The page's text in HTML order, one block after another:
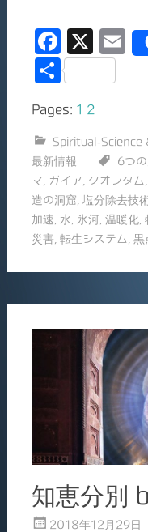
F
a
e
b
o
o
k
X
E
共
Pages: 1 2
Spiritual-Science
最新情報
6つの
マ
ガイア クオンタム
造の洞窟 塩分除去技
加速
水 氷河, 温暖化
災害 転生システム 黒
知恵分別
2018年12月29日